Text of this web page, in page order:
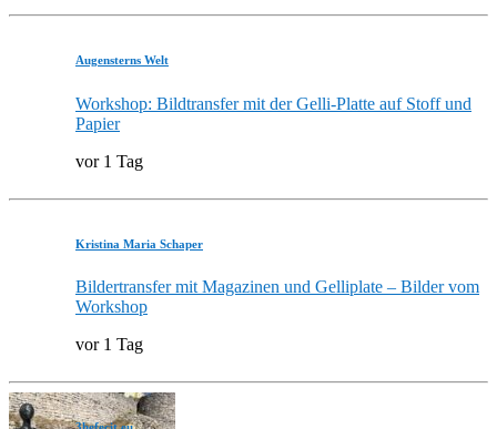
Augensterns Welt
Workshop: Bildtransfer mit der Gelli-Platte auf Stoff und
Papier
vor 1 Tag
Kristina Maria Schaper
Bildertransfer mit Magazinen und Gelliplate – Bilder vom
Workshop
vor 1 Tag